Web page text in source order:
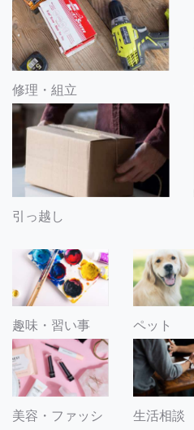
修理・組立
引っ越し
趣味・習い事 ペット
美容・ファッシ
生活相談